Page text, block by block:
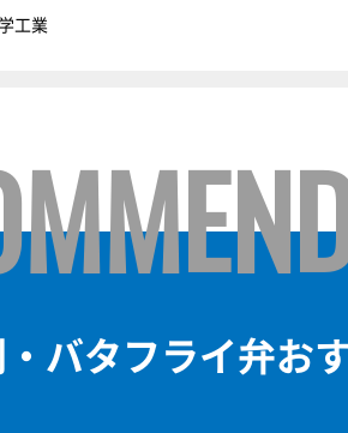
工業
バタフライ弁お